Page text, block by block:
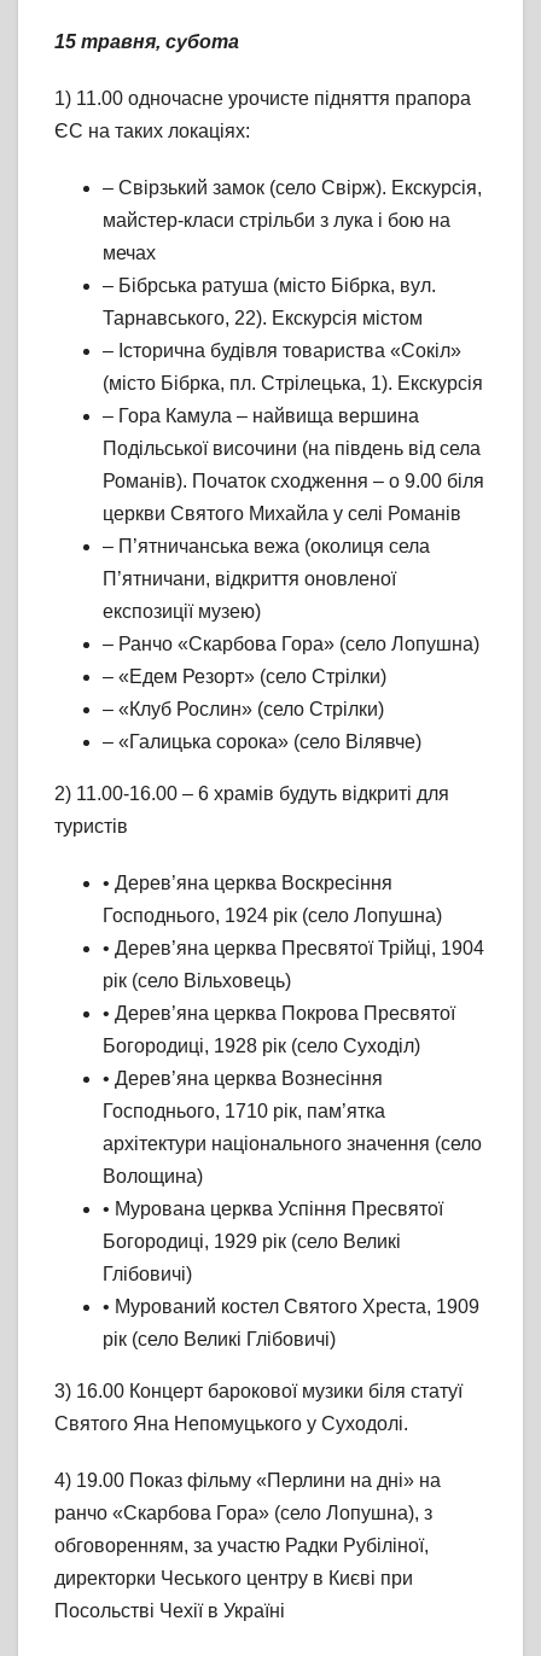
15 травня, субота
1) 11.00 одночасне урочисте підняття прапора
ЄС на таких локаціях:
– Свірзький замок (село Свірж). Екскурсія,
майстер-класи стрільби з лука і бою на
мечах
– Бібрська ратуша (місто Бібрка, вул.
Тарнавського, 22). Екскурсія містом
– Історична будівля товариства «Сокіл»
(місто Бібрка, пл. Стрілецька, 1). Екскурсія
– Гора Камула – найвища вершина
Подільської височини (на південь від села
Романів). Початок сходження – о 9.00 біля
церкви Святого Михайла у селі Романів
– П’ятничанська вежа (околиця села
П’ятничани, відкриття оновленої
експозиції музею)
– Ранчо «Скарбова Гора» (село Лопушна)
– «Едем Резорт» (село Стрілки)
– «Клуб Рослин» (село Стрілки)
– «Галицька сорока» (село Вілявче)
2) 11.00-16.00 – 6 храмів будуть відкриті для
туристів
• Дерев’яна церква Воскресіння
Господнього, 1924 рік (село Лопушна)
• Дерев’яна церква Пресвятої Трійці, 1904
рік (село Вільховець)
• Дерев’яна церква Покрова Пресвятої
Богородиці, 1928 рік (село Суходіл)
• Дерев’яна церква Вознесіння
Господнього, 1710 рік, пам’ятка
архітектури національного значення (село
Волощина)
• Мурована церква Успіння Пресвятої
Богородиці, 1929 рік (село Великі
Глібовичі)
• Мурований костел Святого Хреста, 1909
рік (село Великі Глібовичі)
3) 16.00 Концерт барокової музики біля статуї
Святого Яна Непомуцького у Суходолі.
4) 19.00 Показ фільму «Перлини на дні» на
ранчо «Скарбова Гора» (село Лопушна), з
обговоренням, за участю Радки Рубіліної,
директорки Чеського центру в Києві при
Посольстві Чехії в Україні